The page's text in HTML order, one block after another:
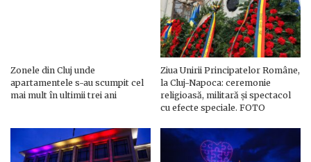
Zonele din Cluj unde
apartamentele s-au scumpit cel
mai mult în ultimii trei ani
Ziua Unirii Principatelor Române,
la Cluj-Napoca: ceremonie
religioasă, militară și spectacol
cu efecte speciale. FOTO